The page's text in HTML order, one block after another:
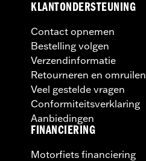
KLANTONDERSTEUNING
Contact opnemen
Bestelling volgen
Verzendinformatie
Retourneren en omruilen
Veel gestelde vragen
Conformiteitsverklaring
Aanbiedingen
FINANCIERING
Motorfiets financiering